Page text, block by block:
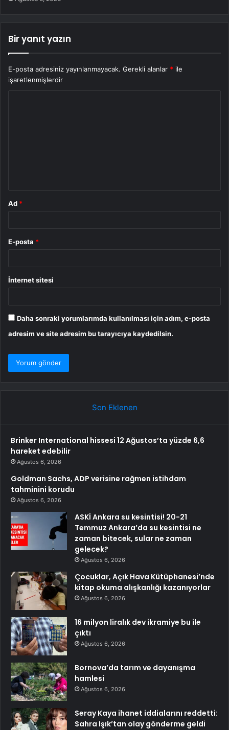
Bir yanıt yazın
E-posta adresiniz yayınlanmayacak. Gerekli alanlar * ile
işaretlenmişlerdir
Ad *
E-posta *
İnternet sitesi
Daha sonraki yorumlarımda kullanılması için adım, e-posta
adresim ve site adresim bu tarayıcıya kaydedilsin.
Son Eklenen
Brinker International hissesi 12 Ağustos’ta yüzde 6,6
hareket edebilir
Ağustos 6, 2026
Goldman Sachs, ADP verisine rağmen istihdam
tahminini korudu
Ağustos 6, 2026
ASKİ Ankara su kesintisi! 20-21
Temmuz Ankara’da su kesintisi ne
zaman bitecek, sular ne zaman
gelecek?
Ağustos 6, 2026
Çocuklar, Açık Hava Kütüphanesi’nde
kitap okuma alışkanlığı kazanıyorlar
Ağustos 6, 2026
16 milyon liralık dev ikramiye bu ile
çıktı
Ağustos 6, 2026
Bornova’da tarım ve dayanışma
hamlesi
Ağustos 6, 2026
Seray Kaya ihanet iddialarını reddetti:
Sahra Işık’tan olay gönderme geldi